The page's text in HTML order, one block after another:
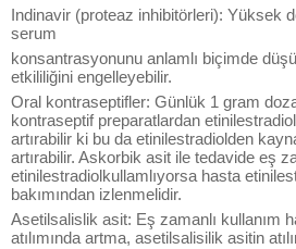
Indinavir (proteaz inhibitörleri): Yüksek
serum
konsantrasyonunu anlamlı biçimde
etkililiğini engelleyebilir.
Oral kontraseptifler: Günlük 1 gram
kontraseptif preparatlardan
artırabilir ki bu da etinilestradiolden
artırabilir. Askorbik asit ile tedavide eş
etinilestradiolkullamlıyorsa hasta
bakımından izlenmelidir.
Asetilsalislik asit: Eş zamanlı kullanım
atılımında artma, asetilsalisilik asitin